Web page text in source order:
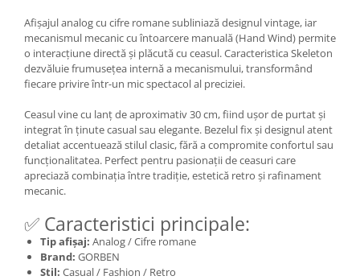
Afișajul analog cu cifre romane subliniază designul vintage, iar
mecanismul mecanic cu întoarcere manuală (Hand Wind) permite
o interacțiune directă și plăcută cu ceasul. Caracteristica Skeleton
dezvăluie frumusețea internă a mecanismului, transformând
fiecare privire într-un mic spectacol al preciziei.
Ceasul vine cu lanț de aproximativ 30 cm, fiind ușor de purtat și
integrat în ținute casual sau elegante. Bezelul fix și designul atent
detaliat accentuează stilul clasic, fără a compromite confortul sau
funcționalitatea. Perfect pentru pasionații de ceasuri care
apreciază combinația între tradiție, estetică retro și rafinament
mecanic.
✅ Caracteristici principale:
Tip afișaj: Analog / Cifre romane
Brand: GORBEN
Stil: Casual / Fashion / Retro